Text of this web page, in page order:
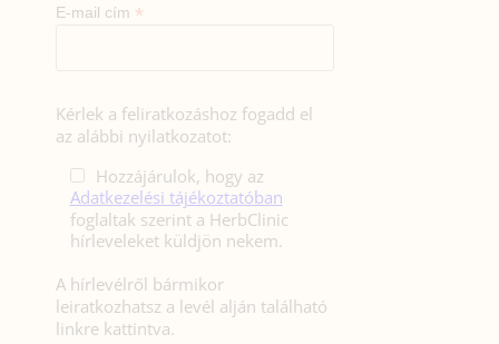
E-mail cím *
Kérlek a feliratkozáshoz fogadd el
az alábbi nyilatkozatot:
Hozzájárulok, hogy az
Adatkezelési tájékoztatóban
foglaltak szerint a HerbClinic
hírleveleket küldjön nekem.
A hírlevélről bármikor
leiratkozhatsz a levél alján található
linkre kattintva.